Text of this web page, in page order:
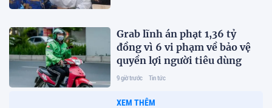
Grab lĩnh án phạt 1,36 tỷ
đồng vì 6 vi phạm về bảo vệ
quyền lợi người tiêu dùng
9 giờ trước Tin tức
XEM THÊM